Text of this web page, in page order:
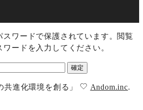
スワードで保護されています。閲覧
ードを入力してください。
共進化環境を創る」 Andom.inc.